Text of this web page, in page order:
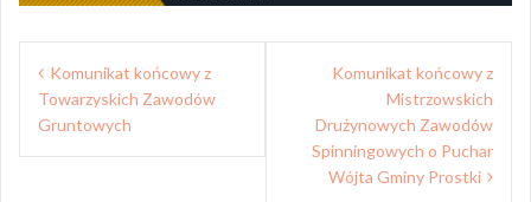
Nawigacja
wpisu
Komunikat końcowy z
Towarzyskich Zawodów
Gruntowych
Komunikat końcowy z
Mistrzowskich
Drużynowych Zawodów
Spinningowych o Puchar
Wójta Gminy Prostki